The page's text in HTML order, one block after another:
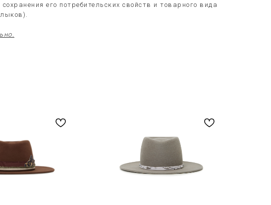
сохранения его потребительских свойств и товарного вида